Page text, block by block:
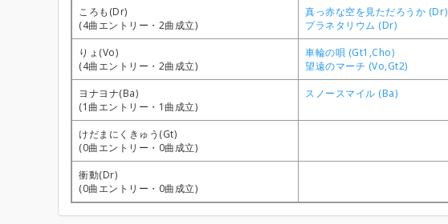
ころも(Dr)
(4曲エントリー・2曲成立)
真っ赤な空を見ただろうか (Dr)
プラネタリウム (Dr)
りょ(Vo)
(4曲エントリー・2曲成立)
車輪の唄 (Gt1,Cho)
望遠のマーチ (Vo,Gt2)
ヨナヨナ(Ba)
(1曲エントリー・1曲成立)
スノースマイル (Ba)
けだまにくきゅう(Gt)
(0曲エントリー・0曲成立)
衝動(Dr)
(0曲エントリー・0曲成立)